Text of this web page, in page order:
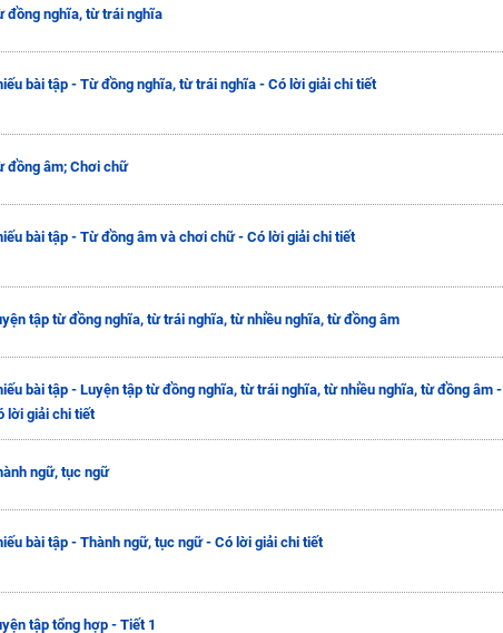
đồng nghĩa, từ trái nghĩa
bài tập - Từ đồng nghĩa, từ trái nghĩa - Có lời giải chi tiết
đồng âm; Chơi chữ
bài tập - Từ đồng âm và chơi chữ - Có lời giải chi tiết
tập từ đồng nghĩa, từ trái nghĩa, từ nhiều nghĩa, từ đồng âm
bài tập - Luyện tập từ đồng nghĩa, từ trái nghĩa, từ nhiều nghĩa, từ đồng âm -
lời giải chi tiết
ngữ, tục ngữ
bài tập - Thành ngữ, tục ngữ - Có lời giải chi tiết
tập tổng hợp - Tiết 1